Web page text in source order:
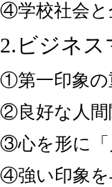
④学校社会と
2.ビジネス
①第一印象
②良好な人間
③心を形に「
④強い印象を